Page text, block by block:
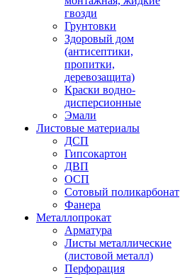
гвозди
Грунтовки
Здоровый дом
(антисептики,
пропитки,
деревозащита)
Краски водно-
дисперсионные
Эмали
Листовые материалы
ДСП
Гипсокартон
ДВП
ОСП
Сотовый поликарбонат
Фанера
Металлопрокат
Арматура
Листы металлические
(листовой металл)
Перфорация